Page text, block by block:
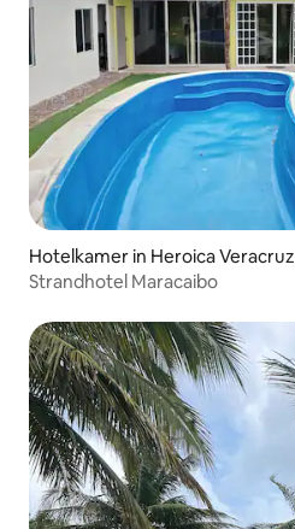
Hotelkamer in Heroica Veracruz
Strandhotel Maracaibo